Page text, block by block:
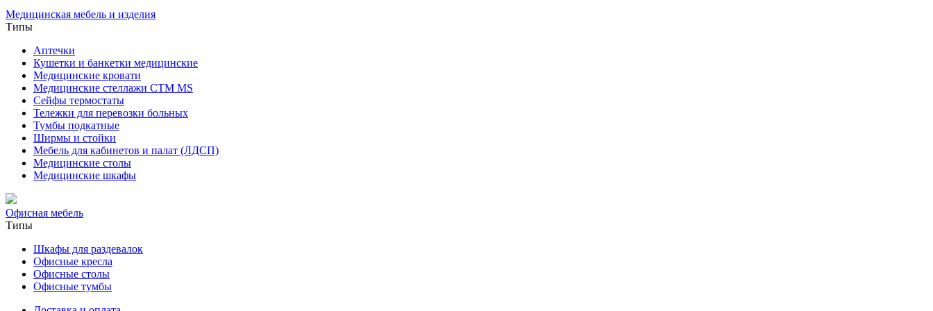
Медицинская мебель и изделия
Типы
Аптечки
Кушетки и банкетки медицинские
Медицинские кровати
Медицинские стеллажи CTM MS
Сейфы термостаты
Тележки для перевозки больных
Тумбы подкатные
Ширмы и стойки
Мебель для кабинетов и палат (ЛДСП)
Медицинские столы
Медицинские шкафы
Офисная мебель
Типы
Шкафы для раздевалок
Офисные кресла
Офисные столы
Офисные тумбы